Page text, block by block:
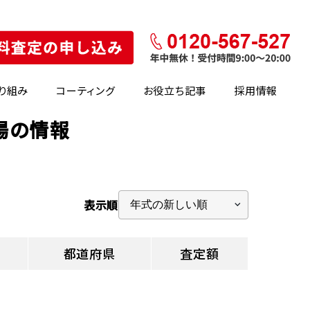
組み コーティング お役立ち記事 採用情報
の情報
表示順
都道府県 査定額